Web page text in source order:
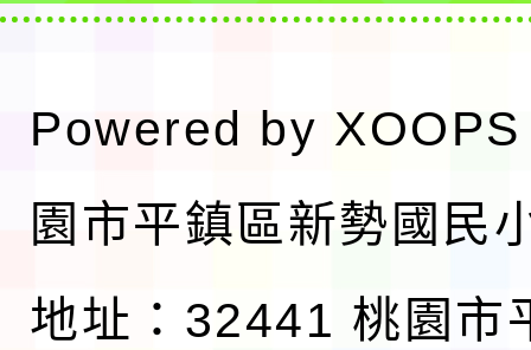
Powered by XOOPS
園市平鎮區新勢國民
地址：32441 桃園市